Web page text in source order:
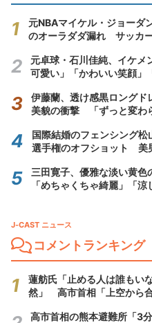
元NBAマイケル・ジョーダ
のオーラダダ漏れ サッカ
元卓球・石川佳純、イケ
可愛い」「かわいい笑顔」
伊藤蘭、透け感黒ロングド
美貌の衝撃 「ずっと変わ
国際結婚のフェンシング
選手権のオフショット 美
三田寛子、優雅な淡い黄
「めちゃくちゃ綺麗」「
J-CAST ニュース
コメントランキング
蓮舫氏「止める人は誰もい
然」 高市首相「上空から
高市首相の熊本避難所「3